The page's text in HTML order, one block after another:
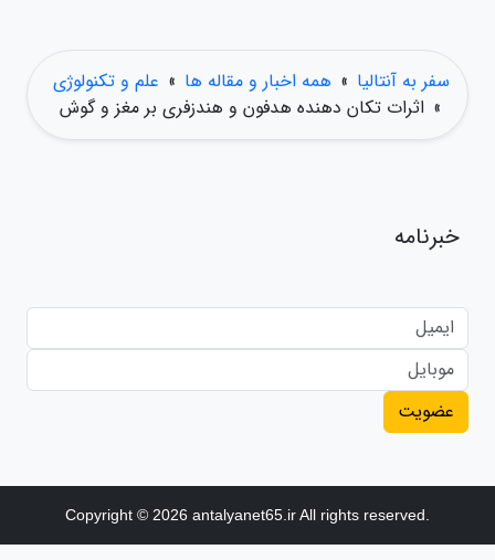
سفر به آنتالیا » همه اخبار و مقاله ها » علم و تکنولوژی
» اثرات تکان دهنده هدفون و هندزفری بر مغز و گوش
خبرنامه
عضویت
Copyright © 2026 antalyanet65.ir All rights reserved.